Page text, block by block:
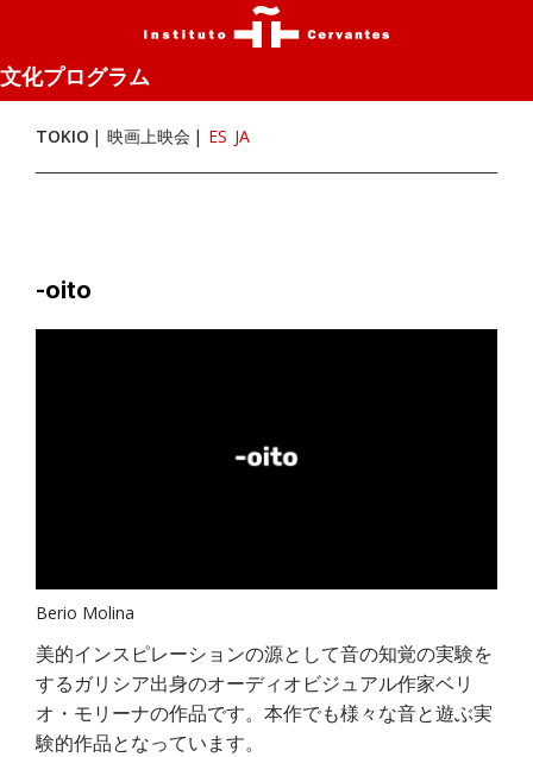
文化プログラム
TOKIO 映画上映会 ES JA
-oito
Berio Molina
美的インスピレーションの源として音の知覚の実験を
するガリシア出身のオーディオビジュアル作家ベリ
オ・モリーナの作品です。本作でも様々な音と遊ぶ実
験的作品となっています。